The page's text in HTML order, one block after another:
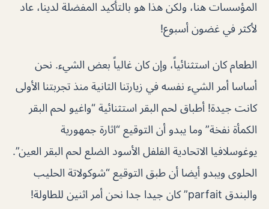
المؤسسات هنا، ولكن هذا هو بالتأكيد المفضلة لدينا، عاد
لأكثر في غضون أسبوع!
الطعام كان استثنائياً، وإن كان غالياً بعض الشيء. نحن
أساسا أمر الشيء نفسه في زيارتنا الثانية منذ تجربتنا الأولى
كانت جيدة! أطباق لحم البقر استثنائية “واغيو لحم البقر
الكمأة نفخة” وما يبدو أن التوقيع “اثارة جمهورية
يوغوسلافيا الاتحادية الفلفل الأسود الضلع لحم البقر العين”.
الحلوى ويبدو أيضا أن طبق التوقيع “شوكولاتة الحليب
والبندق parfait” كان جيدا جدا نحن أمر اثنين للطاولة!